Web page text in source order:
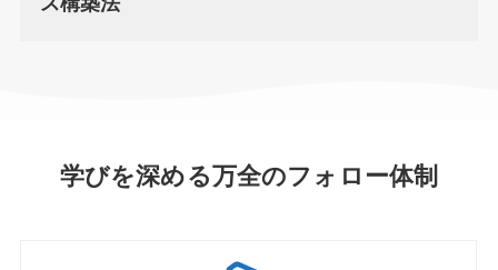
学びを深める万全のフォロー体制